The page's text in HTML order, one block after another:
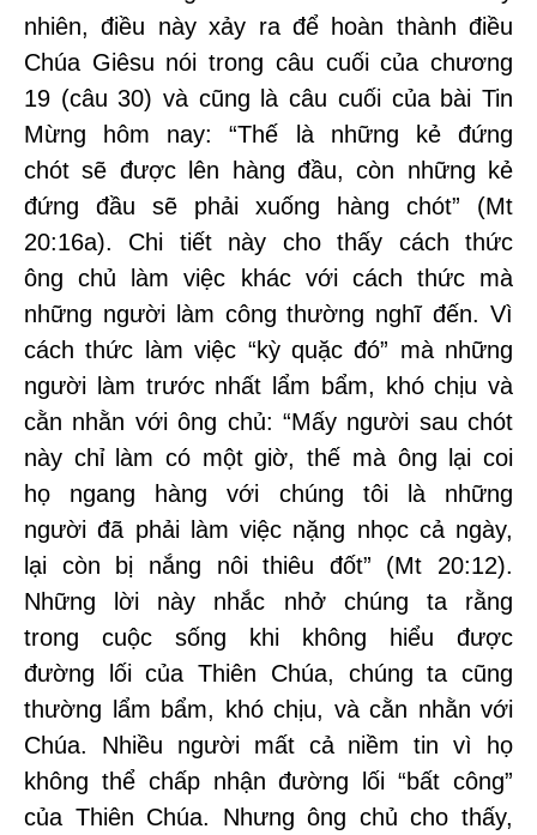
nhiên, điều này xảy ra để hoàn thành điều
Chúa Giêsu nói trong câu cuối của chương
19 (câu 30) và cũng là câu cuối của bài Tin
Mừng hôm nay: “Thế là những kẻ đứng
chót sẽ được lên hàng đầu, còn những kẻ
đứng đầu sẽ phải xuống hàng chót” (Mt
20:16a). Chi tiết này cho thấy cách thức
ông chủ làm việc khác với cách thức mà
những người làm công thường nghĩ đến. Vì
cách thức làm việc “kỳ quặc đó” mà những
người làm trước nhất lẩm bẩm, khó chịu và
cằn nhằn với ông chủ: “Mấy người sau chót
này chỉ làm có một giờ, thế mà ông lại coi
họ ngang hàng với chúng tôi là những
người đã phải làm việc nặng nhọc cả ngày,
lại còn bị nắng nôi thiêu đốt” (Mt 20:12).
Những lời này nhắc nhở chúng ta rằng
trong cuộc sống khi không hiểu được
đường lối của Thiên Chúa, chúng ta cũng
thường lẩm bẩm, khó chịu, và cằn nhằn với
Chúa. Nhiều người mất cả niềm tin vì họ
không thể chấp nhận đường lối “bất công”
của Thiên Chúa. Nhưng ông chủ cho thấy,